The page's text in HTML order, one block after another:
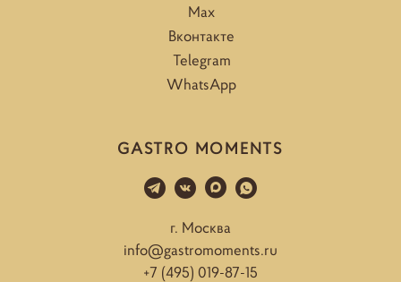
Max
Вконтакте
Telegram
WhatsApp
GASTRO MOMENTS
г. Москва
info@gastromoments.ru
+7 (495) 019-87-15